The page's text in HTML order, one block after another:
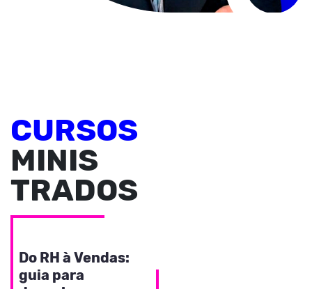
CURSOS
MINIS
TRADOS
Do RH à Vendas:
guia para